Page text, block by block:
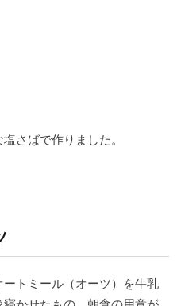
さばで作りました。
トミール（オーツ）を牛乳